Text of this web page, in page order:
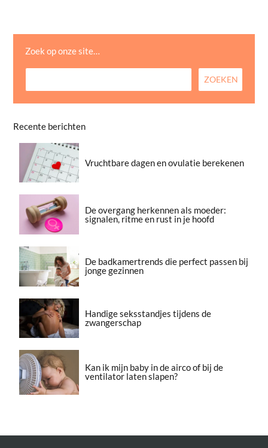
Zoek op onze site…
Recente berichten
Vruchtbare dagen en ovulatie berekenen
De overgang herkennen als moeder:
signalen, ritme en rust in je hoofd
De badkamertrends die perfect passen bij
jonge gezinnen
Handige seksstandjes tijdens de
zwangerschap
Kan ik mijn baby in de airco of bij de
ventilator laten slapen?